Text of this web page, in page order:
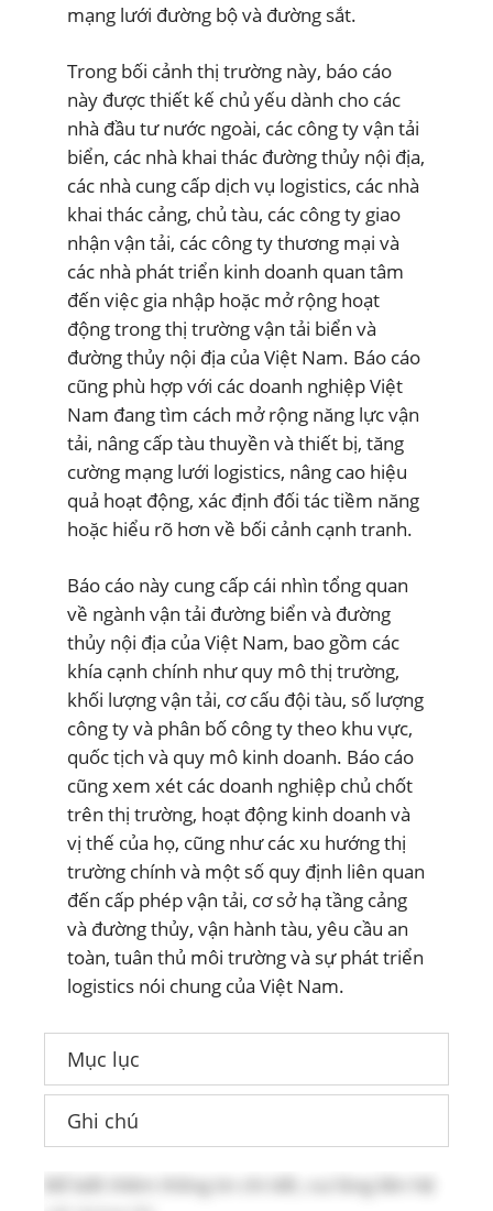
mạng lưới đường bộ và đường sắt.
Trong bối cảnh thị trường này, báo cáo
này được thiết kế chủ yếu dành cho các
nhà đầu tư nước ngoài, các công ty vận tải
biển, các nhà khai thác đường thủy nội địa,
các nhà cung cấp dịch vụ logistics, các nhà
khai thác cảng, chủ tàu, các công ty giao
nhận vận tải, các công ty thương mại và
các nhà phát triển kinh doanh quan tâm
đến việc gia nhập hoặc mở rộng hoạt
động trong thị trường vận tải biển và
đường thủy nội địa của Việt Nam. Báo cáo
cũng phù hợp với các doanh nghiệp Việt
Nam đang tìm cách mở rộng năng lực vận
tải, nâng cấp tàu thuyền và thiết bị, tăng
cường mạng lưới logistics, nâng cao hiệu
quả hoạt động, xác định đối tác tiềm năng
hoặc hiểu rõ hơn về bối cảnh cạnh tranh.
Báo cáo này cung cấp cái nhìn tổng quan
về ngành vận tải đường biển và đường
thủy nội địa của Việt Nam, bao gồm các
khía cạnh chính như quy mô thị trường,
khối lượng vận tải, cơ cấu đội tàu, số lượng
công ty và phân bố công ty theo khu vực,
quốc tịch và quy mô kinh doanh. Báo cáo
cũng xem xét các doanh nghiệp chủ chốt
trên thị trường, hoạt động kinh doanh và
vị thế của họ, cũng như các xu hướng thị
trường chính và một số quy định liên quan
đến cấp phép vận tải, cơ sở hạ tầng cảng
và đường thủy, vận hành tàu, yêu cầu an
toàn, tuân thủ môi trường và sự phát triển
logistics nói chung của Việt Nam.
Mục lục
Ghi chú
Để biết thêm thông tin chi tiết, vui lòng liên hệ